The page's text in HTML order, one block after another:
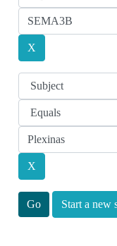
Start a new